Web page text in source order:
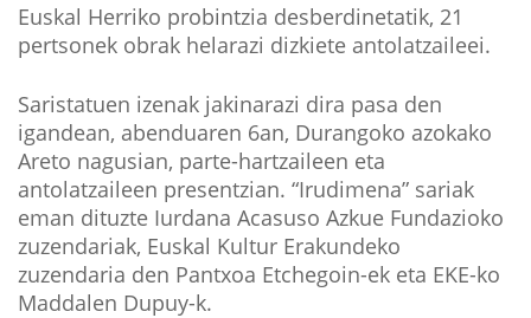
Euskal Herriko probintzia desberdinetatik, 21
pertsonek obrak helarazi dizkiete antolatzaileei.
Saristatuen izenak jakinarazi dira pasa den
igandean, abenduaren 6an, Durangoko azokako
Areto nagusian, parte-hartzaileen eta
antolatzaileen presentzian. “Irudimena” sariak
eman dituzte Iurdana Acasuso Azkue Fundazioko
zuzendariak, Euskal Kultur Erakundeko
zuzendaria den Pantxoa Etchegoin-ek eta EKE-ko
Maddalen Dupuy-k.